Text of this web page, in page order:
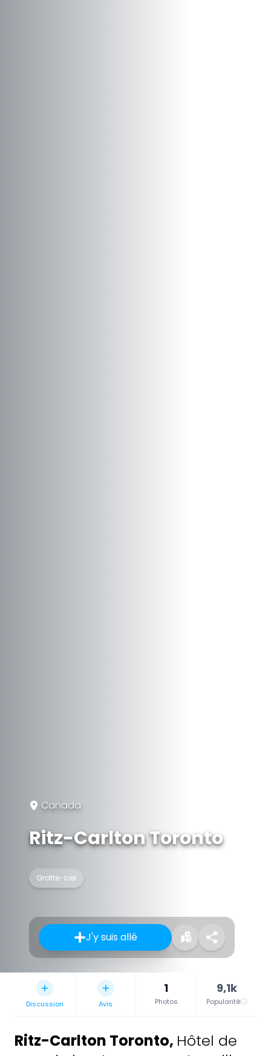
Canada
Ritz-Carlton Toronto
Gratte-ciel
J'y suis allé
Discussion Avis
1
Photos
9,1k
Popularité
Ritz-Carlton Toronto, Hôtel de